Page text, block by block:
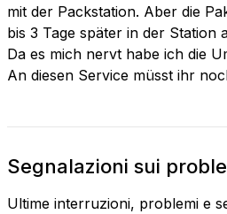
mit der Packstation. Aber die
bis 3 Tage später in der Station
Da es mich nervt habe ich die
An diesen Service müsst ihr
Segnalazioni sui
Ultime interruzioni, problemi e